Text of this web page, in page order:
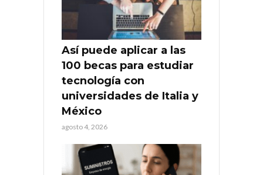
Así puede aplicar a las
100 becas para estudiar
tecnología con
universidades de Italia y
México
agosto 4, 2026